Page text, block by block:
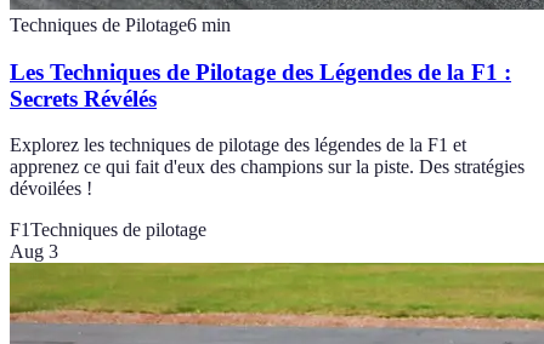
Techniques de Pilotage6 min
Les Techniques de Pilotage des Légendes de la F1 :
Secrets Révélés
Explorez les techniques de pilotage des légendes de la F1 et
apprenez ce qui fait d'eux des champions sur la piste. Des stratégies
dévoilées !
F1Techniques de pilotage
Aug 3